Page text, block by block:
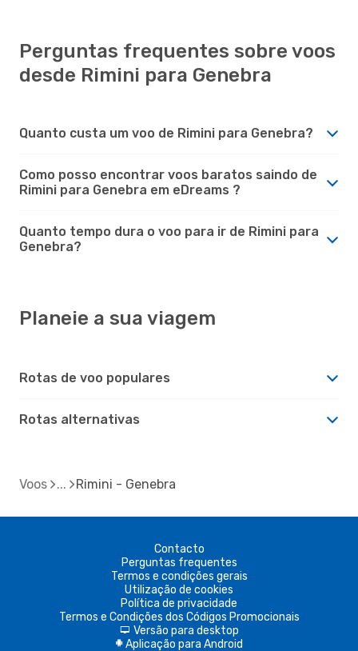
Perguntas frequentes sobre voos
desde Rimini para Genebra
Quanto custa um voo de Rimini para Genebra?
Como posso encontrar voos baratos saindo de
Rimini para Genebra em eDreams ?
Quanto tempo dura o voo para ir de Rimini para
Genebra?
Planeie a sua viagem
Rotas de voo populares
Rotas alternativas
Voos Rimini - Genebra
Contacto
Perguntas frequentes
Termos e condições gerais
Utilização de cookies
Política de privacidade
Termos e Condições dos Códigos Promocionais
d Versão para desktop
A Aplicação para Android